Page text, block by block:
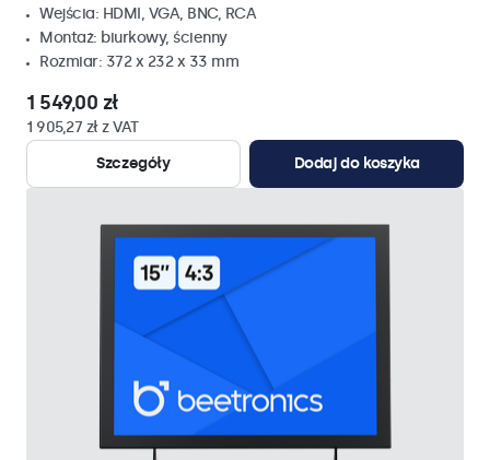
Wejścia: HDMI, VGA, BNC, RCA
Montaż: biurkowy, ścienny
Rozmiar: 372 x 232 x 33 mm
1 549,00 zł
1 905,27 zł z VAT
Szczegóły
Dodaj do koszyka